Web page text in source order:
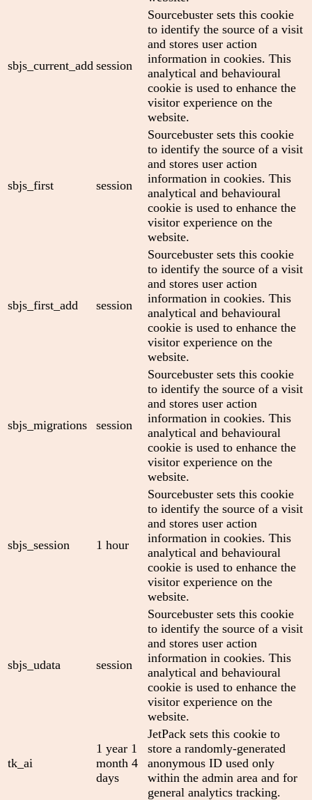
sbjs_current_add session
Sourcebuster sets this cookie
to identify the source of a visit
and stores user action
information in cookies. This
analytical and behavioural
cookie is used to enhance the
visitor experience on the
website.
sbjs_first session
Sourcebuster sets this cookie
to identify the source of a visit
and stores user action
information in cookies. This
analytical and behavioural
cookie is used to enhance the
visitor experience on the
website.
sbjs_first_add session
Sourcebuster sets this cookie
to identify the source of a visit
and stores user action
information in cookies. This
analytical and behavioural
cookie is used to enhance the
visitor experience on the
website.
sbjs_migrations session
Sourcebuster sets this cookie
to identify the source of a visit
and stores user action
information in cookies. This
analytical and behavioural
cookie is used to enhance the
visitor experience on the
website.
sbjs_session 1 hour
Sourcebuster sets this cookie
to identify the source of a visit
and stores user action
information in cookies. This
analytical and behavioural
cookie is used to enhance the
visitor experience on the
website.
sbjs_udata session
Sourcebuster sets this cookie
to identify the source of a visit
and stores user action
information in cookies. This
analytical and behavioural
cookie is used to enhance the
visitor experience on the
website.
tk_ai
1 year 1
month 4
days
JetPack sets this cookie to
store a randomly-generated
anonymous ID used only
within the admin area and for
general analytics tracking.